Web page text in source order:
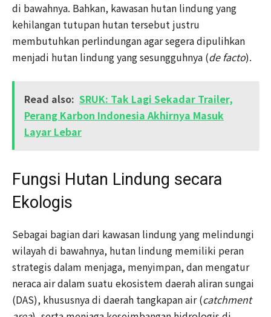
di bawahnya. Bahkan, kawasan hutan lindung yang
kehilangan tutupan hutan tersebut justru
membutuhkan perlindungan agar segera dipulihkan
menjadi hutan lindung yang sesungguhnya (de facto).
Read also: SRUK: Tak Lagi Sekadar Trailer,
Perang Karbon Indonesia Akhirnya Masuk
Layar Lebar
Fungsi Hutan Lindung secara
Ekologis
Sebagai bagian dari kawasan lindung yang melindungi
wilayah di bawahnya, hutan lindung memiliki peran
strategis dalam menjaga, menyimpan, dan mengatur
neraca air dalam suatu ekosistem daerah aliran sungai
(DAS), khususnya di daerah tangkapan air (catchment